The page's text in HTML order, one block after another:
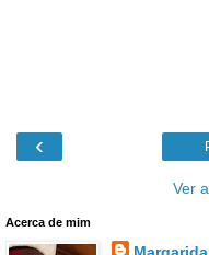
‹
Ver
Acerca de mim
Margarida